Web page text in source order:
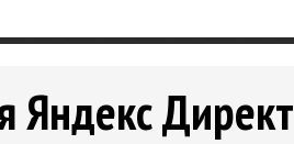
Яндекс Директ